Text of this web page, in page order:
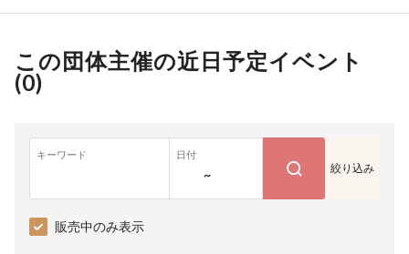
この団体主催の近日予定イベント
(0)
キーワード 日付
~ 絞り込み
販売中のみ表示